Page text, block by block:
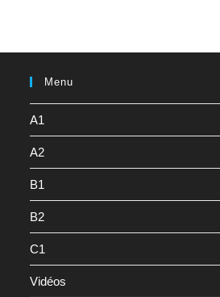
Menu
A1
A2
B1
B2
C1
Vidéos